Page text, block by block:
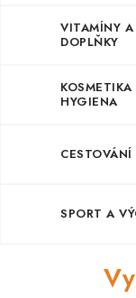
Kontakty
Výměna, vrácení a
Zásady použivání
VITAMÍNY A
DOPLŇKY
KOSMETIKA
HYGIENA
CESTOVÁNÍ
SPORT A